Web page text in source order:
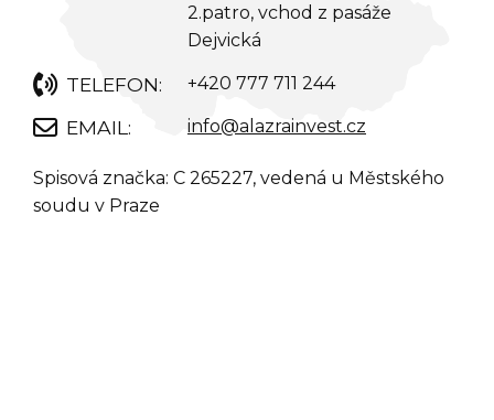
2.patro, vchod z pasáže
Dejvická
+420 777 711 244
info@alazrainvest.cz
Spisová značka: C 265227, vedená u Městského
soudu v Praze